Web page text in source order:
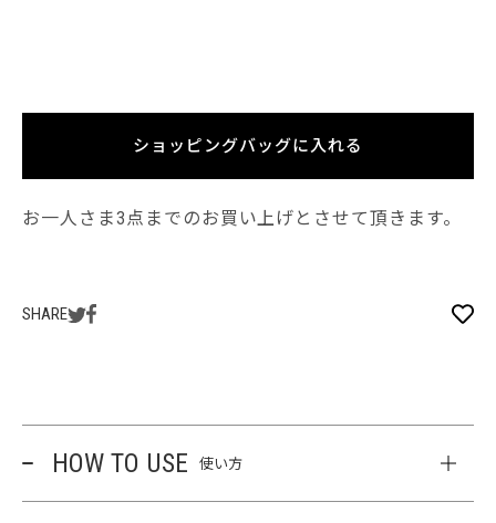
ショッピングバッグに入れる
お一人さま3点までのお買い上げとさせて頂きます。
SHARE
HOW TO USE 使い方